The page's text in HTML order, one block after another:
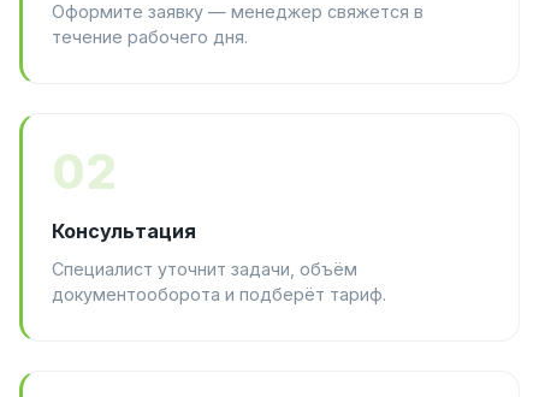
Оформите заявку — менеджер свяжется в
течение рабочего дня.
02
Консультация
Специалист уточнит задачи, объём
документооборота и подберёт тариф.